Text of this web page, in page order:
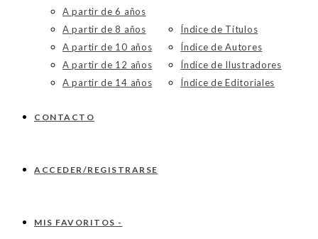
A partir de 6 años
A partir de 8 años
A partir de 10 años
A partir de 12 años
A partir de 14 años
Índice de Títulos
Índice de Autores
Índice de Ilustradores
Índice de Editoriales
CONTACTO
ACCEDER/REGISTRARSE
MIS FAVORITOS -